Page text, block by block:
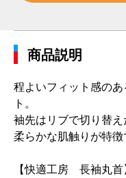
商品説明
程よいフィット感の
ト。
袖先はリブで切り替え
柔らかな肌触りが特徴
【快適工房 長袖丸首